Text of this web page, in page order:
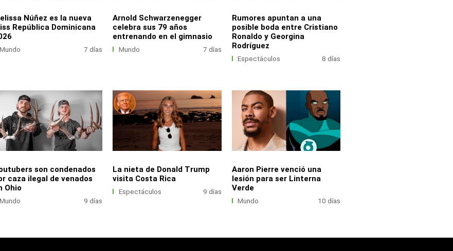
Núñez es la nueva
República Dominicana
Mundo 7 días
Arnold Schwarzenegger
celebra sus 79 años
entrenando en el gimnasio
Mundo 7 días
Rumores apuntan a una
posible boda entre Cristiano
Ronaldo y Georgina
Rodríguez
Espectáculos 8 días
son condenados
caza ilegal de venados
Ohio
Mundo 9 días
La nieta de Donald Trump
visita Costa Rica
Espectáculos 9 días
Aaron Pierre venció una
lesión para ser Linterna
Verde
Mundo 10 días